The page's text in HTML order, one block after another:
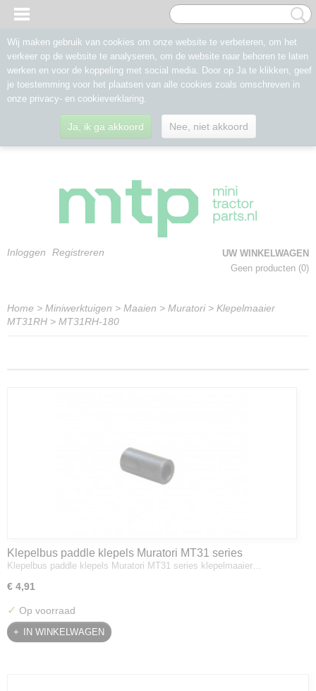
Inloggen Registreren
UW WINKELWAGEN
Geen producten (0)
Home > Miniwerktuigen > Maaien > Muratori> Klepelmaaier
MT31RH > MT31RH-180
Klepelbus paddle klepels Muratori MT31 series
klepelmaaier
Klepelbus paddle klepels Muratori MT31 series klepelmaaier…
€ 4,91
✓ Op voorraad
IN WINKELWAGEN
Wij maken gebruik van cookies om onze website te verbeteren, om het
verkeer op de website te analyseren, om de website naar behoren te laten
werken en voor de koppeling met social media. Door op Ja te klikken, geef
je toestemming voor het plaatsen van alle cookies zoals omschreven in
onze privacy- en cookieverklaring.
Ja, ik ga akkoord Nee, niet akkoord